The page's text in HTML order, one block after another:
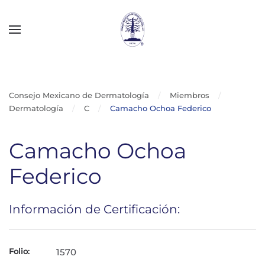
Consejo Mexicano de Dermatología
Miembros
Dermatología
C Camacho Ochoa Federico
Camacho Ochoa
Federico
Información de Certificación:
Folio: 1570